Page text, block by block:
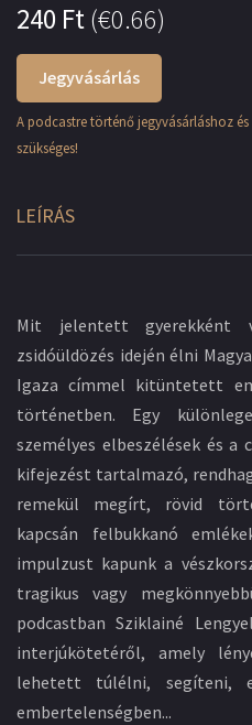
240 Ft(€0.66)
Jegyvásárlás
A podcastre történő jegyvásárláshoz
szükséges!
LEÍRÁS
Mit jelentett
zsidóüldözés idején élni
Igaza címmel kitüntetett
történetben. Egy
személyes elbeszélések és
kifejezést tartalmazó,
remekül megírt, rövid
kapcsán felbukkanó
impulzust kapunk a
tragikus vagy
podcastban Sziklainé
interjúkötetéről, amely
lehetett túlélni, segíteni,
embertelenségben...